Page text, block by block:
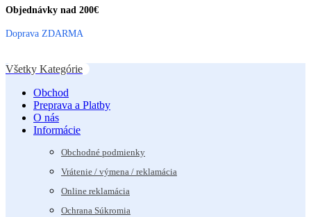
Objednávky nad 200€
Doprava ZDARMA
Všetky Kategórie
Obchod
Preprava a Platby
O nás
Informácie
Obchodné podmienky
Vrátenie / výmena / reklamácia
Online reklamácia
Ochrana Súkromia